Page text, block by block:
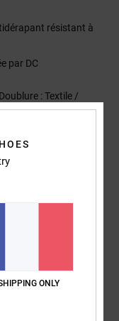
résistant à
par DC
: Textile /
ONLY